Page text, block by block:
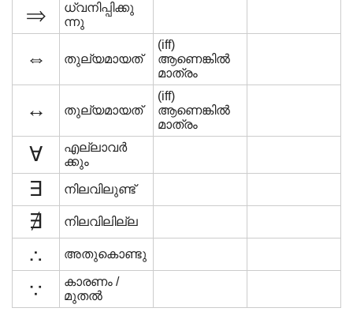
⇒
ധ്വനിപ്പിക്കു
ന്നു
⇔ തുല്യമായത്
(iff)
ആണെങ്കിൽ
മാത്രം
↔ തുല്യമായത്
(iff)
ആണെങ്കിൽ
മാത്രം
∀
എല്ലാവർ
ക്കും
∃ നിലവിലുണ്ട്
∄ നിലവിലില്ല
∴ അതുകൊണ്ടു
∵
കാരണം /
മുതൽ